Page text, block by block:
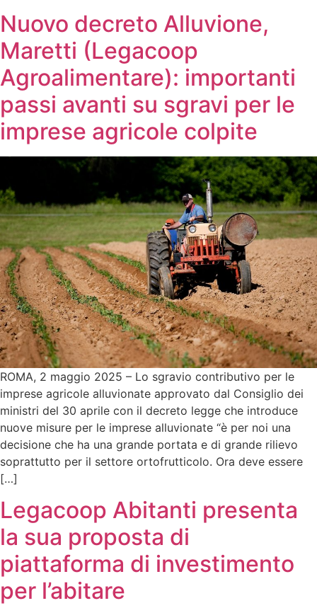
Nuovo decreto Alluvione,
Maretti (Legacoop
Agroalimentare): importanti
passi avanti su sgravi per le
imprese agricole colpite
ROMA, 2 maggio 2025 – Lo sgravio contributivo per le
imprese agricole alluvionate approvato dal Consiglio dei
ministri del 30 aprile con il decreto legge che introduce
nuove misure per le imprese alluvionate “è per noi una
decisione che ha una grande portata e di grande rilievo
soprattutto per il settore ortofrutticolo. Ora deve essere
[…]
Legacoop Abitanti presenta
la sua proposta di
piattaforma di investimento
per l’abitare